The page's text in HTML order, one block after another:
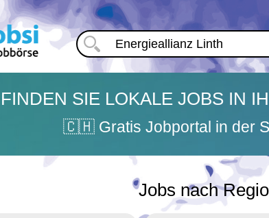
FINDEN SIE LOKALE JOBS IN
🇨🇭 Gratis Jobportal in der
Jobs nach